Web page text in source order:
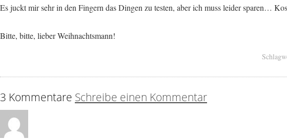
Es juckt mir sehr in den Fingern das Dingen zu testen, aber ich muss leider sparen…
Bitte, bitte, lieber Weihnachtsmann!
3 Kommentare Schreibe einen Kommentar